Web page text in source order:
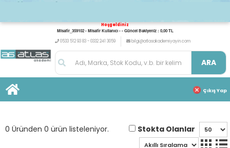
Hoşgeldiniz
Misafir_359102 - Misafir Kullanıcı - - Güncel Bakiyeniz : 0,00 TL
0533 512 93 83 - 0332 241 3059
bilgi@atlasakademiyayin.com
ARA
Çıkış Yap
0 Üründen 0 ürün listeleniyor. Stokta Olanlar